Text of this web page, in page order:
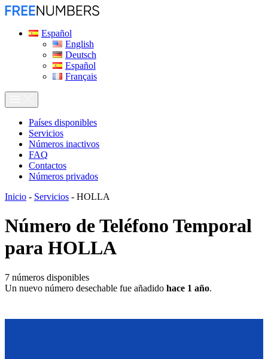
Español
English
Deutsch
Español
Français
Países disponibles
Servicios
Números inactivos
FAQ
Contactos
Números privados
Inicio - Servicios - HOLLA
Número de Teléfono Temporal
para HOLLA
7 números disponibles
Un nuevo número desechable fue añadido hace 1 año.